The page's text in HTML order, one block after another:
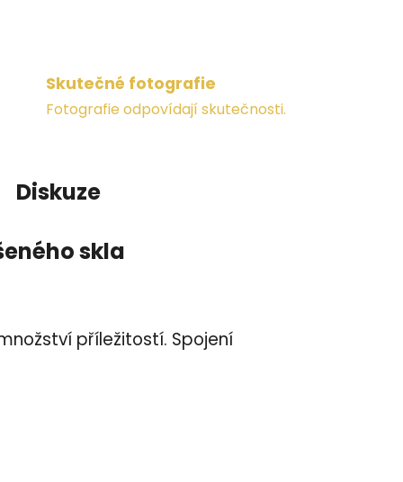
Skutečné fotografie
Fotografie odpovídají skutečnosti.
Diskuze
skla
příležitostí. Spojení